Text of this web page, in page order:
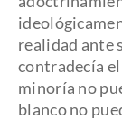
realidad ante
contradecía
minoría no
blanco no